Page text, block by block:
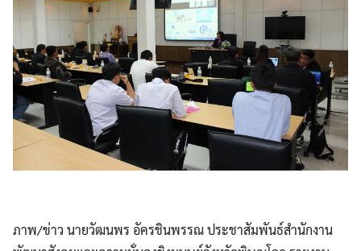
Search
Search
ภาพ/ข่าว นายวัฒนพร อัครชินพรรณ ประชาสัมพันธ์สำนักงาน